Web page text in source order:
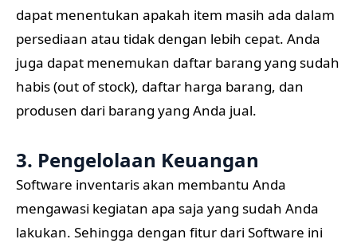
dapat menentukan apakah item masih ada dalam
persediaan atau tidak dengan lebih cepat. Anda
juga dapat menemukan daftar barang yang sudah
habis (out of stock), daftar harga barang, dan
produsen dari barang yang Anda jual.
3. Pengelolaan Keuangan
Software inventaris akan membantu Anda
mengawasi kegiatan apa saja yang sudah Anda
lakukan. Sehingga dengan fitur dari Software ini